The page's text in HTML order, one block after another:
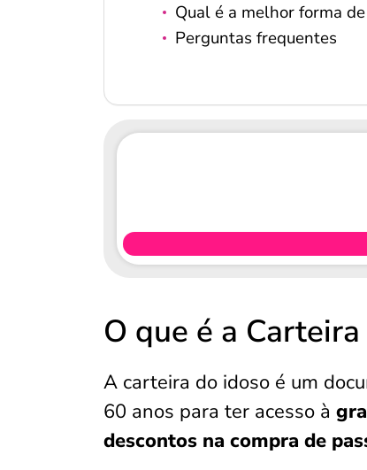
Qual é a melhor forma
Perguntas frequentes
O que é a
A carteira do idoso é um
60 anos para ter acesso à
descontos na compra de